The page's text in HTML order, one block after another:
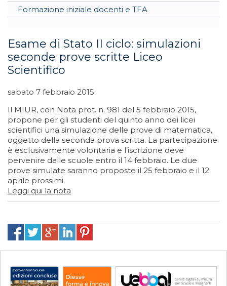
Formazione iniziale docenti e TFA
Esame di Stato II ciclo: simulazioni
seconde prove scritte Liceo
Scientifico
sabato 7 febbraio 2015
Il MIUR, con Nota prot. n. 981 del 5 febbraio 2015,
propone per gli studenti del quinto anno dei licei
scientifici una simulazione delle prove di matematica,
oggetto della seconda prova scritta. La partecipazione
è esclusivamente volontaria e l’iscrizione deve
pervenire dalle scuole entro il 14 febbraio. Le due
prove simulate saranno proposte il 25 febbraio e il 12
aprile prossimi.
Leggi qui la nota